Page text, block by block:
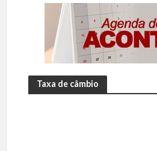
Taxa de câmbio